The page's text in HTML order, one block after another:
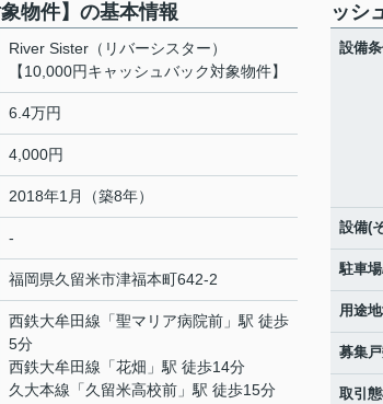
物件】の基本情報
River Sister（リバーシスター）
【10,000円キャッシュバック対象物件】
6.4万円
4,000円
2018年1月（築8年）
-
福岡県久留米市津福本町642-2
西鉄大牟田線 「聖マリア病院前 」駅 徒歩
5分
西鉄大牟田線 「花畑 」駅 徒歩14分
久大本線 「久留米高校前 」駅 徒歩15分
ッシ
設備
設備(
駐車
用途
募集
取引